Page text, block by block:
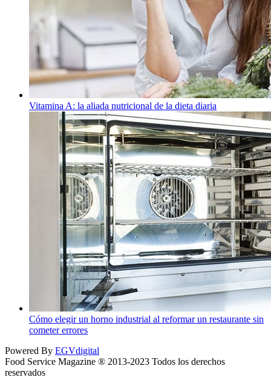
Vitamina A: la aliada nutricional de la dieta diaria
Cómo elegir un horno industrial al reformar un restaurante sin
cometer errores
Powered By EGVdigital
Food Service Magazine ® 2013-2023 Todos los derechos
reservados